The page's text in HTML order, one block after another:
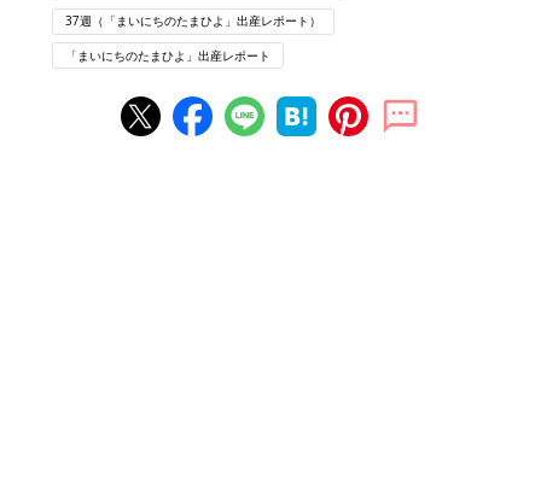
行きの車で食べてた残りのおにぎりと病院で出たお昼ごはん完
食。
日曜日なので、薄暗い病院内を散策。階段往復したり、スクワッ
室のベットで暇。ゲームがはかどる。笑
37週（「まいにちのたまひよ」出産レポート）
「まいにちのたまひよ」出産レポート